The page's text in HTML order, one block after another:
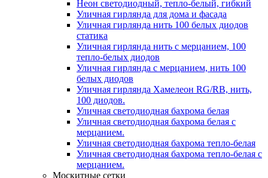
Неон светодиодный, тепло-белый, гибкий
Уличная гирлянда для дома и фасада
Уличная гирлянда нить 100 белых диодов
статика
Уличная гирлянда нить с мерцанием, 100
тепло-белых диодов
Уличная гирлянда с мерцанием, нить 100
белых диодов
Уличная гирлянда Хамелеон RG/RB, нить,
100 диодов.
Уличная светодиодная бахрома белая
Уличная светодиодная бахрома белая с
мерцанием.
Уличная светодиодная бахрома тепло-белая
Уличная светодиодная бахрома тепло-белая с
мерцанием.
Москитные сетки